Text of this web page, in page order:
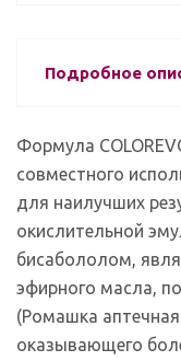
Подробное
Формула
совместного
для наилучших
окислительной
бисабололом,
эфирного масла,
(Ромашка
оказывающего